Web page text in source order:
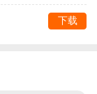
下载